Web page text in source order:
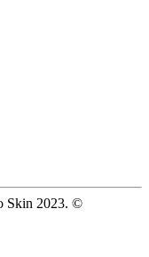
Skin 2023. ©